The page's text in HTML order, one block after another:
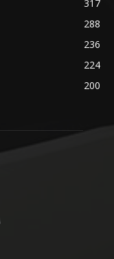
317
288
236
224
200